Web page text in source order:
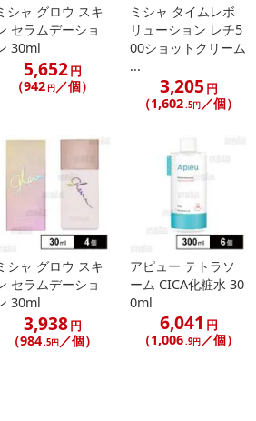
エチルヘキシルグリセリン、マデカッソシド、グリチル
／アクリル酸)コポリマー、アデノシン、ツボクサ葉エキ
解質、キサンタンガム、トコフェロール、カンジダボンビ
メチル)発酵物、アシアチコシド、マデカシン酸、DPG、ア
酵エキス
ム】
意して使用してください。化粧品がお肌に合わないと
を中止してください。そのまま化粧品類の使用を続けます
すので、皮膚科専門医等にご相談されることをおすすめし
激、色抜け(白斑等)や黒ずみ等の異常があらわれた場合。
上記のような異常が現れた場合。
る部位には使わないでください。
時は、すぐに充分に洗い流してください。
温・低温の場所を避けて保管してください。
てください。
シャ グロウ スキ
セラムデーショ
30ml
5,652円
（942 円／個）
ミシャ タイムレボ
リューション レチ5
00ショットクリーム
...
3,205 円
（1,602.5円／個）
シャ グロウ スキ
セラムデーショ
30ml
3,938円
（984.5円／個）
アピュー テトラソ
ーム CICA化粧水 30
0ml
6,041 円
（1,006.9円／個）